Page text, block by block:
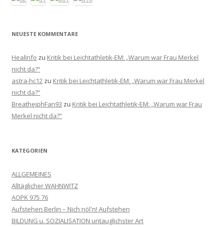
NEUESTE KOMMENTARE
HealInfo zu Kritik bei Leichtathletik-EM: „Warum war Frau Merkel
nicht da?“
astra-hc12 zu Kritik bei Leichtathletik-EM: „Warum war Frau Merkel
nicht da?“
BreathejphFan93 zu Kritik bei Leichtathletik-EM: „Warum war Frau
Merkel nicht da?“
KATEGORIEN
ALLGEMEINES
Alltäglicher WAHNWITZ
AOPK 975 76
Aufstehen Berlin – Nich nöl'n! Aufstehen
BILDUNG u. SOZIALISATION untauglichster Art